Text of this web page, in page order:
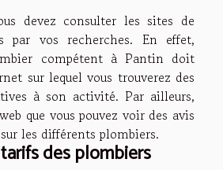
devez consulter les sites de
par vos recherches. En effet,
compétent à Pantin doit
sur lequel vous trouverez des
à son activité. Par ailleurs,
que vous pouvez voir des avis
les différents plombiers.
des plombiers